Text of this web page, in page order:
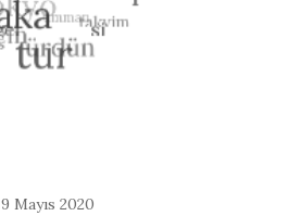
9 Mayıs 2020